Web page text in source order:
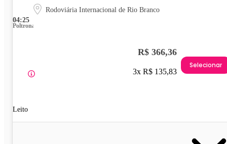
04:25
Rodoviária Internacional de Rio Branco
Poltrona
Leito
R$ 366,36
3x R$ 135,83
Selecionar